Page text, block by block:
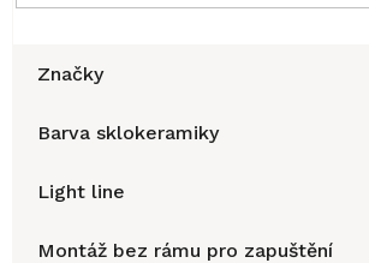
Značky
Barva sklokeramiky
Light line
Montáž bez rámu pro zapuštění